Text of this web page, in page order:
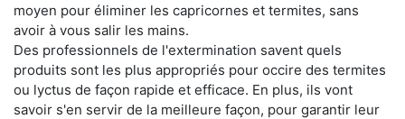
moyen pour éliminer les capricornes et termites, sans
avoir à vous salir les mains.
Des professionnels de l'extermination savent quels
produits sont les plus appropriés pour occire des termites
ou lyctus de façon rapide et efficace. En plus, ils vont
savoir s'en servir de la meilleure façon, pour garantir leur